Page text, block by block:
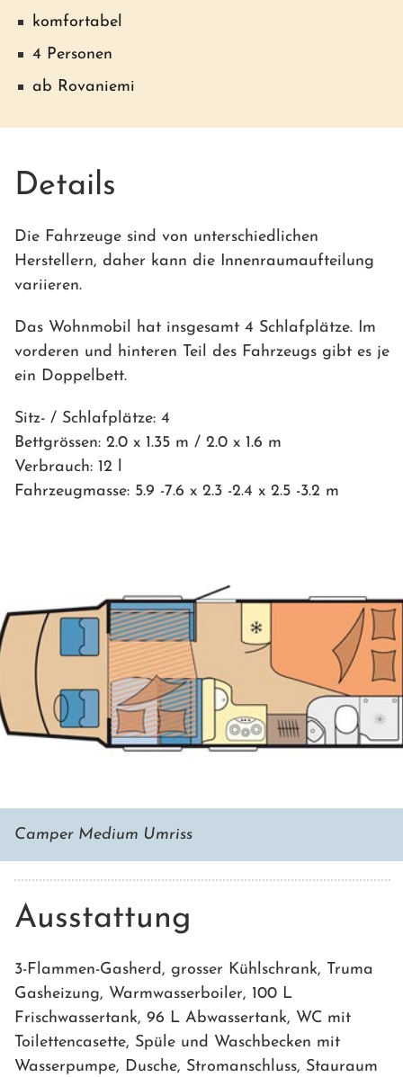
komfortabel
4 Personen
ab Rovaniemi
Details
Die Fahrzeuge sind von unterschiedlichen
Herstellern, daher kann die Innenraumaufteilung
variieren.
Das Wohnmobil hat insgesamt 4 Schlafplätze. Im
vorderen und hinteren Teil des Fahrzeugs gibt es je
ein Doppelbett.
Sitz- / Schlafplätze: 4
Bettgrössen: 2.0 x 1.35 m / 2.0 x 1.6 m
Verbrauch: 12 l
Fahrzeugmasse: 5.9 -7.6 x 2.3 -2.4 x 2.5 -3.2 m
Camper Medium Umriss
Ausstattung
3-Flammen-Gasherd, grosser Kühlschrank, Truma
Gasheizung, Warmwasserboiler, 100 L
Frischwassertank, 96 L Abwassertank, WC mit
Toilettencasette, Spüle und Waschbecken mit
Wasserpumpe, Dusche, Stromanschluss, Stauraum